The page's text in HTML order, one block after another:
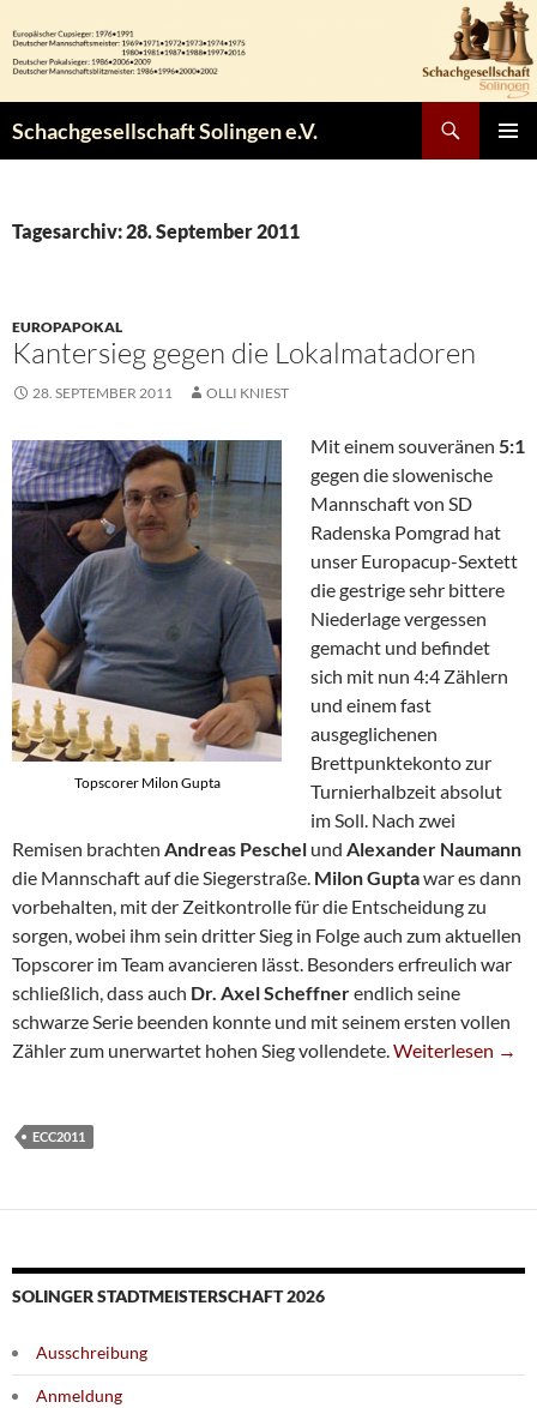
Inhalt
springen
Schachgesellschaft Solingen e.V.
Tagesarchiv: 28. September 2011
EUROPAPOKAL
Kantersieg gegen die Lokalmatadoren
28. SEPTEMBER 2011 OLLI KNIEST
Topscorer Milon Gupta
Mit einem souveränen 5:1
gegen die slowenische
Mannschaft von SD
Radenska Pomgrad hat
unser Europacup-Sextett
die gestrige sehr bittere
Niederlage vergessen
gemacht und befindet
sich mit nun 4:4 Zählern
und einem fast
ausgeglichenen
Brettpunktekonto zur
Turnierhalbzeit absolut
im Soll. Nach zwei
Remisen brachten Andreas Peschel und Alexander Naumann
die Mannschaft auf die Siegerstraße. Milon Guptawar es dann
vorbehalten, mit der Zeitkontrolle für die Entscheidung zu
sorgen, wobei ihm sein dritter Sieg in Folge auch zum aktuellen
Topscorer im Team avancieren lässt. Besonders erfreulich war
schließlich, dass auch Dr. Axel Scheffnerendlich seine
schwarze Serie beenden konnte und mit seinem ersten vollen
Zähler zum unerwartet hohen Sieg vollendete.Kantersieg
Weiterlesen →
ECC2011
SOLINGER STADTMEISTERSCHAFT 2026
Ausschreibung
Anmeldung